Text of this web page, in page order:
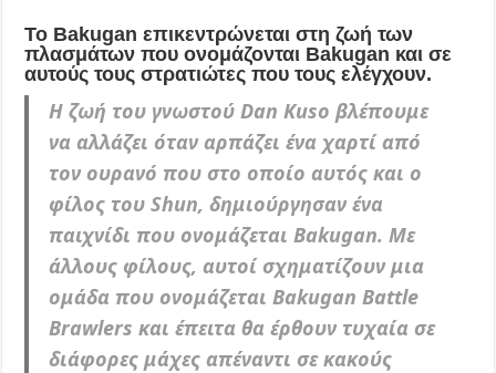
Το Bakugan επικεντρώνεται στη ζωή των
πλασμάτων που ονομάζονται Bakugan και σε
αυτούς τους στρατιώτες που τους ελέγχουν.
Η ζωή του γνωστού Dan Kuso βλέπουμε
να αλλάζει όταν αρπάζει ένα χαρτί από
τον ουρανό που στο οποίο αυτός και ο
φίλος του Shun, δημιούργησαν ένα
παιχνίδι που ονομάζεται Bakugan. Με
άλλους φίλους, αυτοί σχηματίζουν μια
ομάδα που ονομάζεται Bakugan Battle
Brawlers και έπειτα θα έρθουν τυχαία σε
διάφορες μάχες απέναντι σε κακούς